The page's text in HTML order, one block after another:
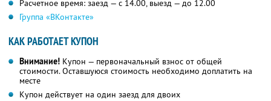
Расчетное время: заезд — с 14.00, выезд — до 12.00
Группа «ВКонтакте»
КАК РАБОТАЕТ КУПОН
Внимание! Купон — первоначальный взнос от общей
стоимости. Оставшуюся стоимость необходимо доплатить на
месте
Купон действует на один заезд для двоих